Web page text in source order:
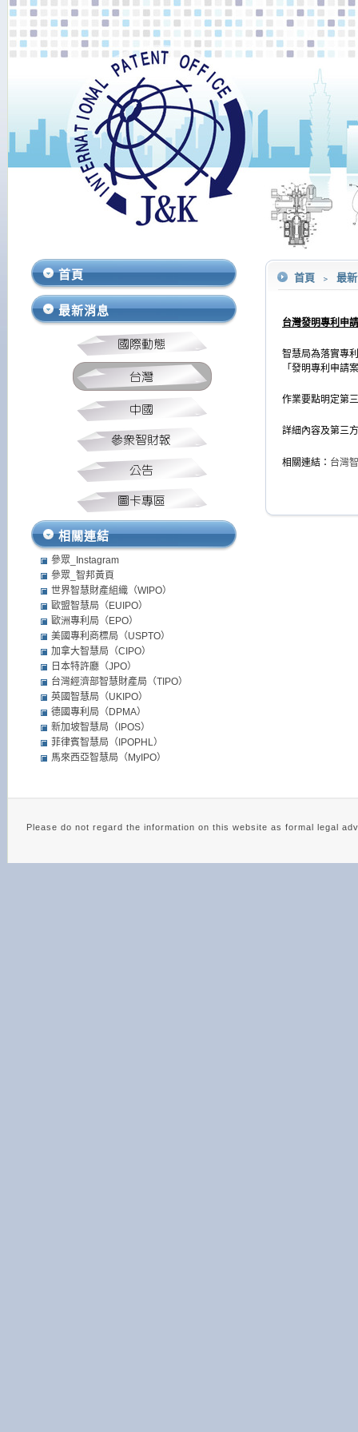
首頁 ﹥ 最
台灣發明專利申
智慧局為落實專
「發明專利申請
作業要點明定第
詳細內容及第三
相關連結： 台灣
首頁
最新消息
相關連結
參眾_Instagram
參眾_智邦黃頁
世界智慧財產組織（WIPO）
歐盟智慧局（EUIPO）
歐洲專利局（EPO）
美國專利商標局（USPTO）
加拿大智慧局（CIPO）
日本特許廳（JPO）
台灣經濟部智慧財產局（TIPO）
英國智慧局（UKIPO）
德國專利局（DPMA）
新加坡智慧局（IPOS）
菲律賓智慧局（IPOPHL）
馬來西亞智慧局（MyIPO）
Please do not regard the information on this website as formal legal